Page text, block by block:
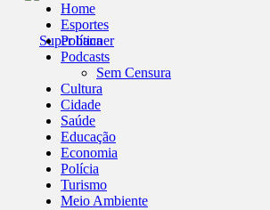
Home
Esportes
Política
Podcasts
Sem Censura
Cultura
Cidade
Saúde
Educação
Economia
Polícia
Turismo
Meio Ambiente